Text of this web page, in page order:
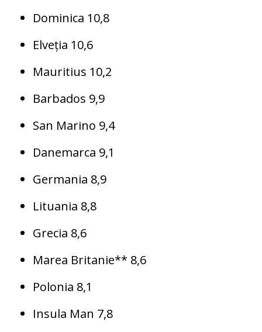
Dominica 10,8
Elveția 10,6
Mauritius 10,2
Barbados 9,9
San Marino 9,4
Danemarca 9,1
Germania 8,9
Lituania 8,8
Grecia 8,6
Marea Britanie** 8,6
Polonia 8,1
Insula Man 7,8